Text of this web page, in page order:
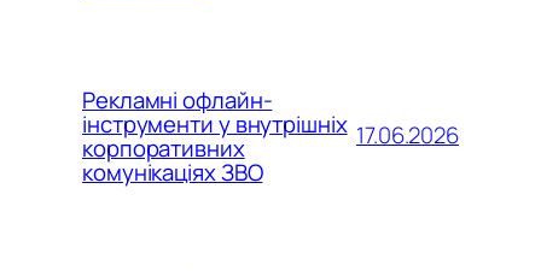
Рекламні офлайн-
інструменти у внутрішніх
корпоративних
комунікаціях ЗВО
17.06.2026